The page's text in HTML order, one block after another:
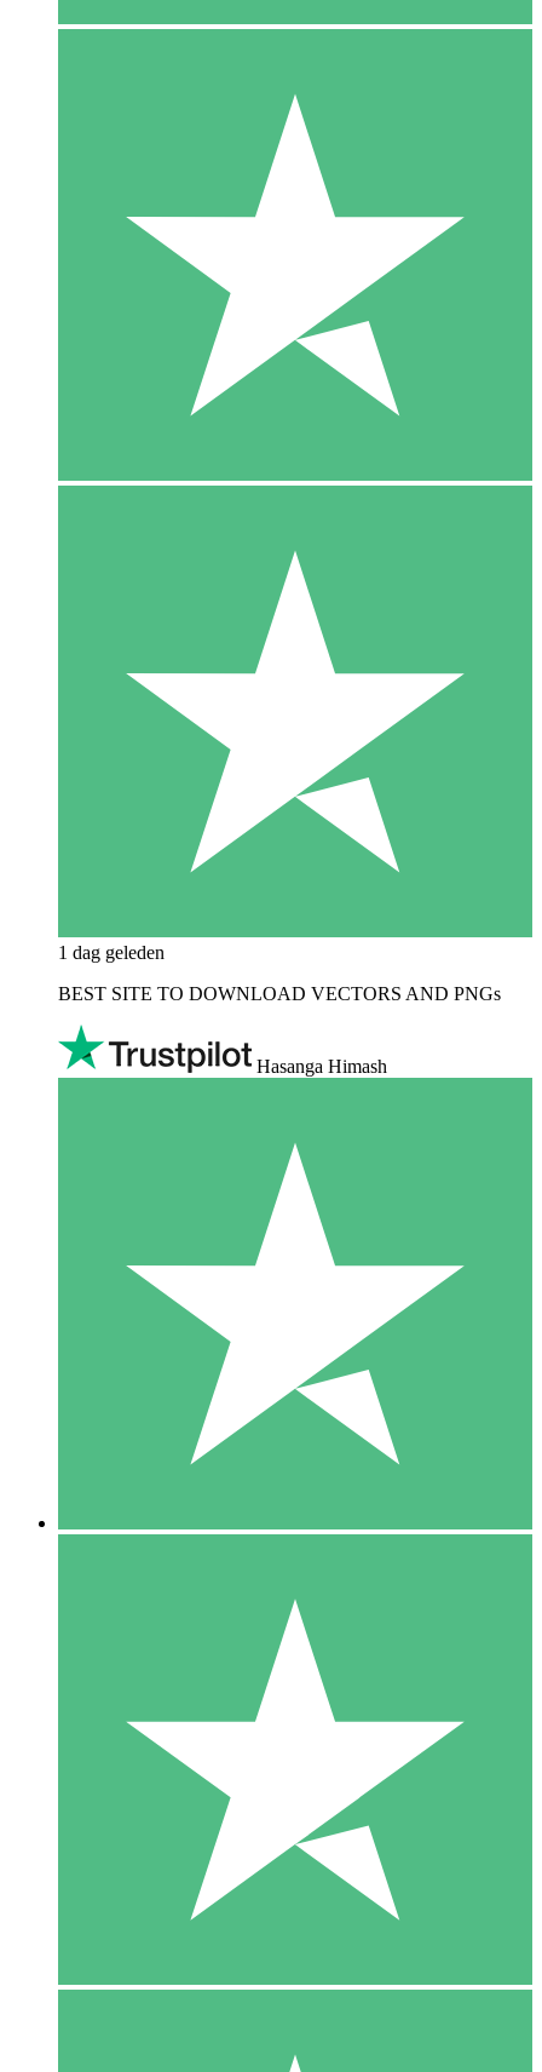
1 dag geleden
BEST SITE TO DOWNLOAD VECTORS AND PNGs
Hasanga Himash